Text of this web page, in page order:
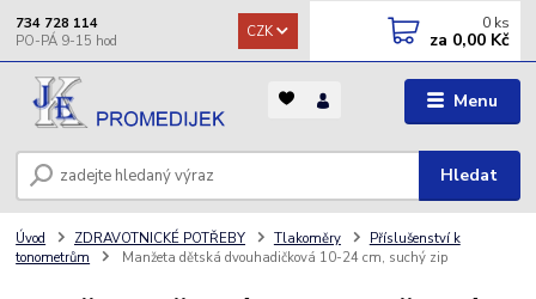
Menu
CZK
Hledat
734 728 114 0 ks
za 0,00 Kč
Úvod ZDRAVOTNICKÉ POTŘEBY Tlakoměry
Příslušenství k
tonometrům
Manžeta dětská dvouhadičková 10-24 cm, suchý zip